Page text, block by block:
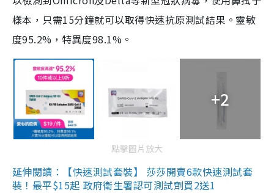
樣本，只需15分鐘就可以取得快速抗原測試結果。靈敏
度95.2%，特異度98.1%。
+2
點擊圖片放大
延伸閱讀：【快速測試套裝】 莎莎開賣6款快速測試套
裝！最平$15起 政府衛生署認可測試劑買2送1